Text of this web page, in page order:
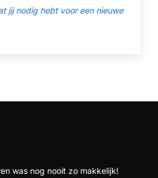
jij nodig hebt voor een nieuwe
was nog nooit zo makkelijk!